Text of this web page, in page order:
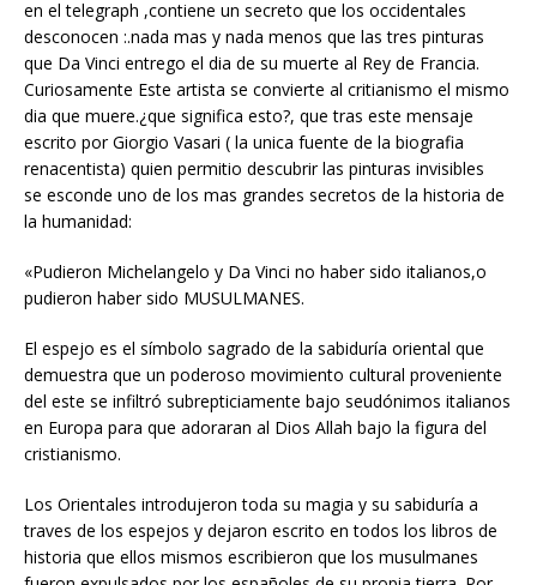
en el telegraph ,contiene un secreto que los occidentales
desconocen :.nada mas y nada menos que las tres pinturas
que Da Vinci entrego el dia de su muerte al Rey de Francia.
Curiosamente Este artista se convierte al critianismo el mismo
dia que muere.¿que significa esto?, que tras este mensaje
escrito por Giorgio Vasari ( la unica fuente de la biografia
renacentista) quien permitio descubrir las pinturas invisibles
se esconde uno de los mas grandes secretos de la historia de
la humanidad:
«Pudieron Michelangelo y Da Vinci no haber sido italianos,o
pudieron haber sido MUSULMANES.
El espejo es el símbolo sagrado de la sabiduría oriental que
demuestra que un poderoso movimiento cultural proveniente
del este se infiltró subrepticiamente bajo seudónimos italianos
en Europa para que adoraran al Dios Allah bajo la figura del
cristianismo.
Los Orientales introdujeron toda su magia y su sabiduría a
traves de los espejos y dejaron escrito en todos los libros de
historia que ellos mismos escribieron que los musulmanes